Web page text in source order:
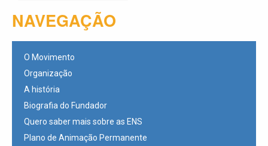
NAVEGAÇÃO
O Movimento
Organização
A história
Biografia do Fundador
Quero saber mais sobre as ENS
Plano de Animação Permanente